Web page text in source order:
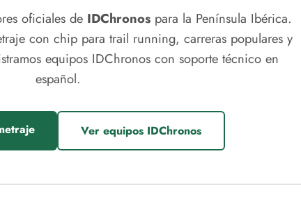
oficiales de IDChronos para la Península Ibérica.
con chip para trail running, carreras populares y
equipos IDChronos con soporte técnico en
español.
Ver equipos IDChronos